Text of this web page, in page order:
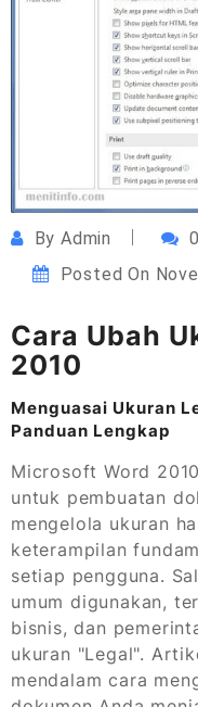
ByAdmin
0
Posted On
Cara Ubah
2010
Menguasai Ukuran
Panduan Lengkap
Microsoft Word
untuk pembuatan
mengelola ukuran
keterampilan
setiap pengguna.
umum digunakan,
bisnis, dan
ukuran "Legal".
mendalam cara